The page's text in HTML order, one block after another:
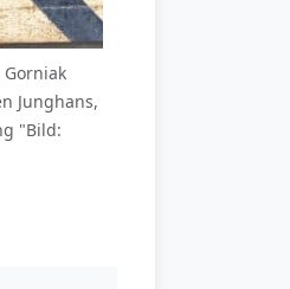
Gorniak
Junghans,
"Bild: